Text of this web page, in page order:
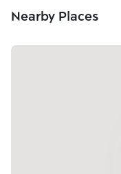
Nearby Places